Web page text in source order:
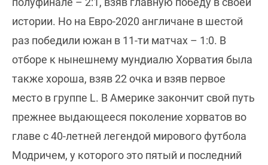
истории. Но на Евро-2020 англичане в шестой
раз победили южан в 11-ти матчах – 1:0. В
отборе к нынешнему мундиалю Хорватия была
также хороша, взяв 22 очка и взяв первое
место в группе L. В Америке закончит свой путь
прежнее выдающееся поколение хорватов во
главе с 40-летней легендой мирового футбола
Модричем, у которого это пятый и последний